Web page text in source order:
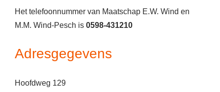
Het telefoonnummer van Maatschap E.W. Wind en
M.M. Wind-Pesch is 0598-431210
Adresgegevens
Hoofdweg 129